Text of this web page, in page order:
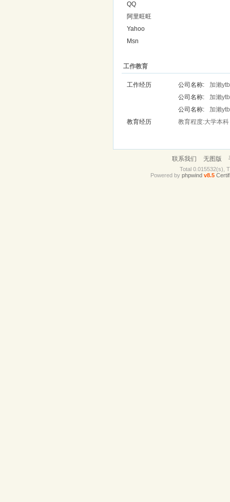
QQ
阿里旺旺
Yahoo
Msn
工作教育
工作经历 公司名称:
加瀨
公司名称:
加瀨
公司名称:
加瀨
教育经历
教育程度:大学本
联系我们 无图版
Total 0.015532(s),
Powered by phpwind v8.5